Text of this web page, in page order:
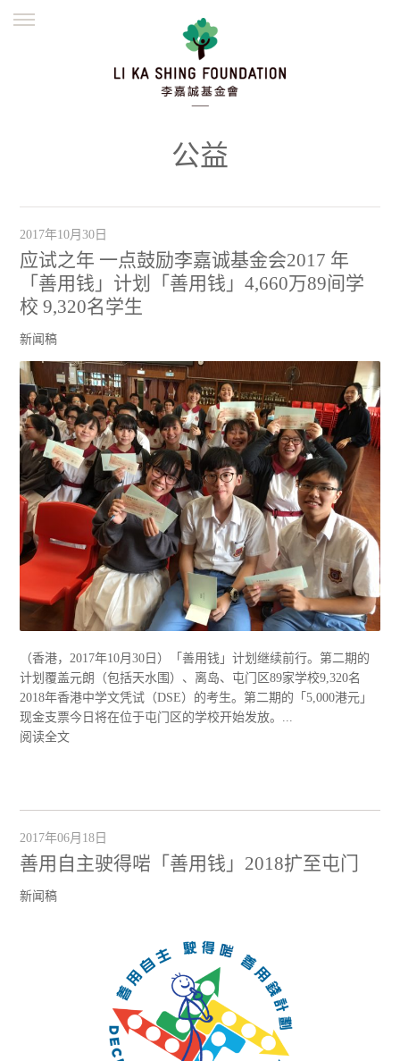
繁體
公益
2017年10月30日
应试之年 一点鼓励李嘉诚基金会2017 年
「善用钱」计划「善用钱」4,660万89间学
校 9,320名学生
新闻稿
（香港，2017年10月30日）「善用钱」计划继续前行。第二期的
计划覆盖元朗（包括天水围）、离岛、屯门区89家学校9,320名
2018年香港中学文凭试（DSE）的考生。第二期的「5,000港元」
现金支票今日将在位于屯门区的学校开始发放。...
阅读全文
2017年06月18日
善用自主驶得啱「善用钱」2018扩至屯门
新闻稿